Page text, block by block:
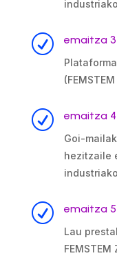
R emaitza 3
R emaitza 4
Goi-
hezitzaile
R emaitza 5
Lau